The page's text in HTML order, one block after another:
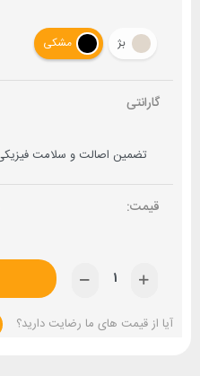
بژ مشکی
گارانتی
آیا از قیمت های ما رضایت دارید؟